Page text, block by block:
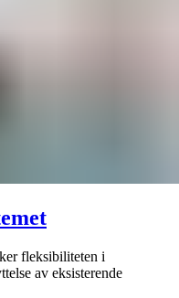
fleksibiliteten i
av eksisterende